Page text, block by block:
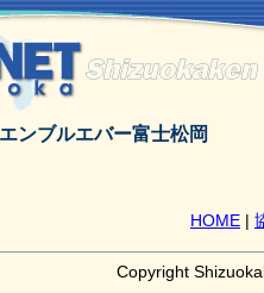
エンブルエバー富士松岡
HOME |
Copyright